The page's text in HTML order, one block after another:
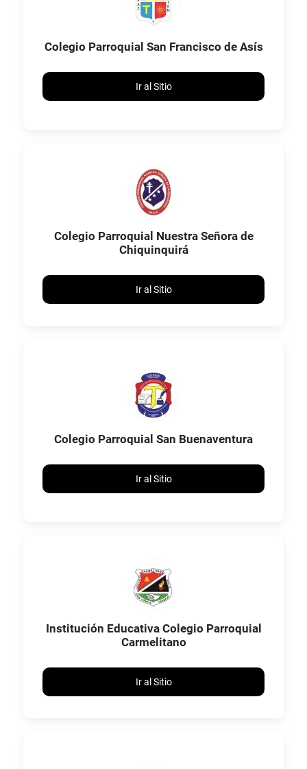
Colegio Parroquial San Francisco de Asís
Ir al Sitio
Colegio Parroquial Nuestra Señora de
Chiquinquirá
Ir al Sitio
Colegio Parroquial San Buenaventura
Ir al Sitio
Institución Educativa Colegio Parroquial
Carmelitano
Ir al Sitio